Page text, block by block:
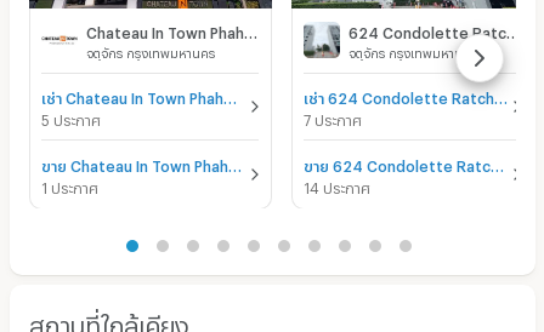
จตุจักร กรุงเทพมหานคร
เช่า Chateau In Town Phahonyothin 32
5 ประกาศ
1 ประกาศ
จตุจักร กรุงเทพมหานคร
7 ประกาศ
ขาย 624 Condolette Ratchada 36
14 ประกาศ
สถานที่ใกล้เคียง